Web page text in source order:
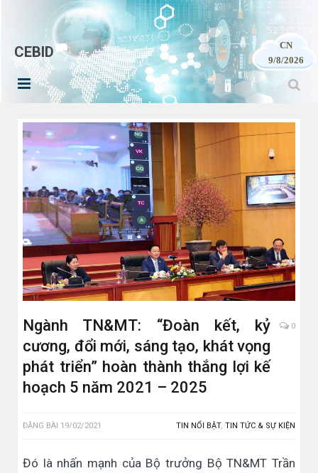
CEBID
CN
9/8/2026
Ngành TN&MT: “Đoàn kết, kỷ
cương, đổi mới, sáng tạo, khát vọng
phát triển” hoàn thành thắng lợi kế
hoạch 5 năm 2021 – 2025
0
ĐĂNG BÀI 19/02/2021 TIN NỔI BẬT, TIN TỨC & SỰ KIỆN
Đó là nhấn mạnh của Bộ trưởng Bộ TN&MT Trần